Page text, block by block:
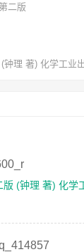
二版
钟理 著) 化学工业
(钟理 著) 化学